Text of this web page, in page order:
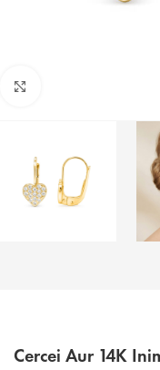
Cercei Aur 14K